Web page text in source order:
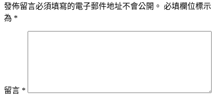
發佈留言必須填寫的電子郵件地址不會公開。 必填欄位標示
為 *
留言 *